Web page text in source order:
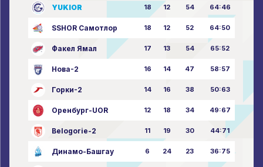
YUKIOR 18 12 54 64:46
SSHOR Самотлор 18 12 52 64:50
Факел Ямал 17 13 54 65:52
Нова-2 16 14 47 58:57
Горки-2 14 16 38 50:63
Оренбург-UOR 12 18 34 49:67
Belogorie-2 11 19 30 44:71
Динамо-Башгау 6 24 23 36:75